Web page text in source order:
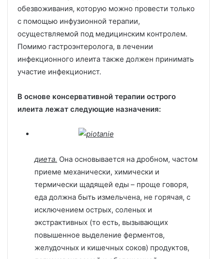
обезвоживания, которую можно провести только
с помощью инфузионной терапии,
осуществляемой под медицинским контролем.
Помимо гастроэнтеролога, в лечении
инфекционного илеита также должен принимать
участие инфекционист.
В основе консервативной терапии острого
илеита лежат следующие назначения:
диета. Она основывается на дробном, частом
приеме механически, химически и
термически щадящей еды – проще говоря,
еда должна быть измельчена, не горячая, с
исключением острых, соленых и
экстрактивных (то есть, вызывающих
повышенное выделение ферментов,
желудочных и кишечных соков) продуктов,